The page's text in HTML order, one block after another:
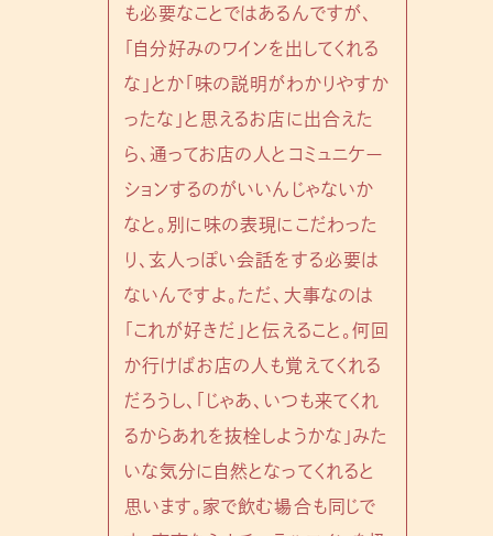
も必要なことではあるんですが、
「自分好みのワインを出してくれる
な」とか「味の説明がわかりやすか
ったな」と思えるお店に出合えた
ら、通ってお店の人とコミュニケー
ションするのがいいんじゃないか
なと。別に味の表現にこだわった
り、玄人っぽい会話をする必要は
ないんですよ。ただ、大事なのは
「これが好きだ」と伝えること。何回
か行けばお店の人も覚えてくれる
だろうし、「じゃあ、いつも来てくれ
るからあれを抜栓しようかな」みた
いな気分に自然となってくれると
思います。家で飲む場合も同じで